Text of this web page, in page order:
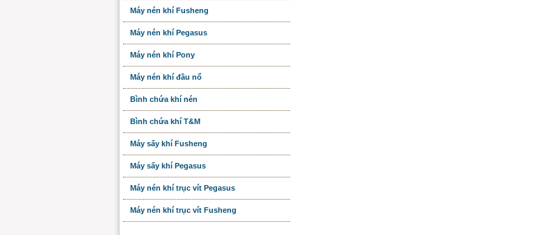
Máy nén khí Fusheng
Máy nén khí Pegasus
Máy nén khí Pony
Máy nén khí đầu nổ
Bình chứa khí nén
Bình chứa khí T&M
Máy sấy khí Fusheng
Máy sấy khí Pegasus
Máy nén khí trục vít Pegasus
Máy nén khí trục vít Fusheng